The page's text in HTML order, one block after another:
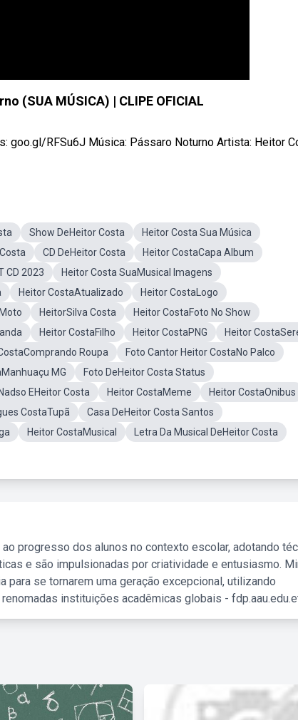
(SUA MÚSICA) | CLIPE OFICIAL
RFSu6J Música: Pássaro Noturno Artista: Heitor
Show DeHeitor Costa
Heitor Costa Sua Música
CD DeHeitor Costa
Heitor CostaCapa Album
CD 2023
Heitor Costa SuaMusical Imagens
Heitor CostaAtualizado
Heitor CostaLogo
HeitorSilva Costa
Heitor CostaFoto No Show
Heitor CostaFilho Heitor CostaPNG
Heitor
Roupa
Foto Cantor Heitor CostaNo Palco
MG
Foto DeHeitor Costa Status
Nadso EHeitor Costa Heitor CostaMeme
Heitor CostaOnibus
CostaTupã
Casa DeHeitor Costa Santos
Heitor CostaMusical
Letra Da Musical DeHeitor Costa
progresso dos alunos no contexto escolar, adotando
e são impulsionadas por criatividade e entusiasmo.
para se tornarem uma geração excepcional, utilizando
instituições acadêmicas globais -